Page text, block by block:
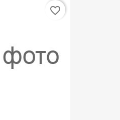
favorite_border